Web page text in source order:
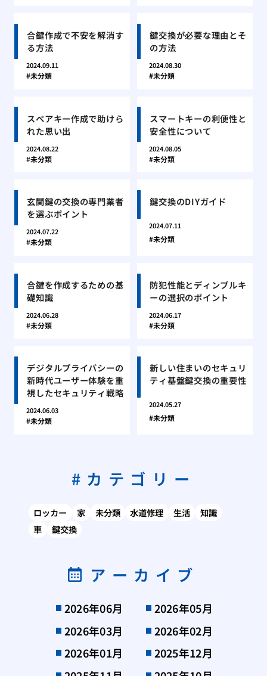
合鍵作成で不安を解消す
る方法
2024.09.11
未分類
鍵交換が必要な理由とそ
の方法
2024.08.30
未分類
スペアキー作成で助けら
れた思い出
2024.08.22
未分類
スマートキーの利便性と
安全性について
2024.08.05
未分類
玄関鍵の交換の専門業者
を選ぶポイント
2024.07.22
未分類
鍵交換のDIYガイド
2024.07.11
未分類
合鍵を作成するための基
礎知識
2024.06.28
未分類
防犯性能とディンプルキ
ーの選択のポイント
2024.06.17
未分類
デジタルプライバシーの
新時代ユーザー体験を重
視したセキュリティ戦略
2024.06.03
未分類
新しい住まいのセキュリ
ティ基盤鍵交換の重要性
2024.05.27
未分類
カテゴリー
ロッカー 家 未分類 水道修理 生活
知識
車
鍵交換
アーカイブ
2026年06月
2026年05月
2026年03月
2026年02月
2026年01月
2025年12月